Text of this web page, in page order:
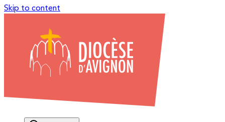
Skip to content